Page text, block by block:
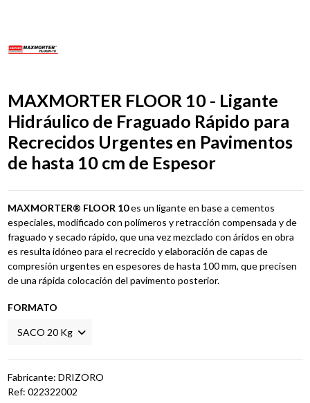
MAXMORTER FLOOR 10 - Ligante
Hidráulico de Fraguado Rápido para
Recrecidos Urgentes en Pavimentos
de hasta 10 cm de Espesor
MAXMORTER® FLOOR 10es un ligante en base a cementos
especiales, modificado con polímeros y retracción compensada y de
fraguado y secado rápido, que una vez mezclado con áridos en obra
es resulta idóneo para el recrecido y elaboración de capas de
compresión urgentes en espesores de hasta 100 mm, que precisen
de una rápida colocación del pavimento posterior.
FORMATO
Fabricante: DRIZORO
Ref: 022322002